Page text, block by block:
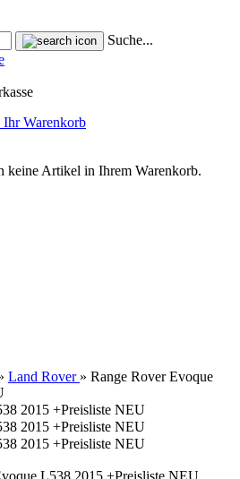
Suche...
Ihr Warenkorb
keine Artikel in Ihrem Warenkorb.
Land Rover » Range Rover Evoque